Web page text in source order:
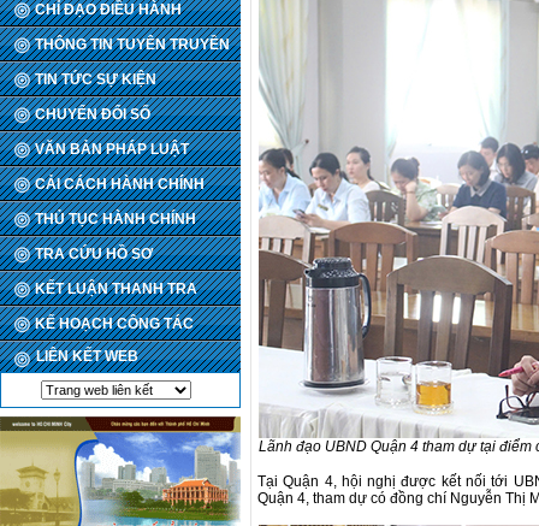
CHỈ ĐẠO ĐIỀU HÀNH
THÔNG TIN TUYÊN TRUYỀN
TIN TỨC SỰ KIỆN
CHUYỂN ĐỔI SỐ
VĂN BẢN PHÁP LUẬT
CẢI CÁCH HÀNH CHÍNH
THỦ TỤC HÀNH CHÍNH
TRA CỨU HỒ SƠ
KẾT LUẬN THANH TRA
KẾ HOẠCH CÔNG TÁC
LIÊN KẾT WEB
Lãnh đạo UBND Quận 4 tham dự tại điểm
Tại Quận 4, hội nghị được kết nối tới
Quận 4, tham dự có đồng chí Nguyễn Thị